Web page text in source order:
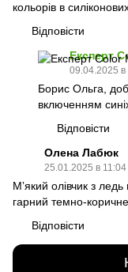
кольорів в
Відповісти
Експерт
09.04.2025 в
Борис Ольга,
включенням
Відповісти
Олена Лабюк
25.01.2025 в 11:04
Мʼякий олівчик з
гарний темно-
Відповісти